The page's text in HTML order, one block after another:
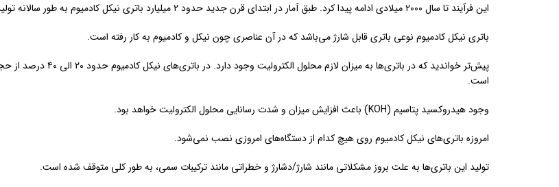
این فرآیند تا سال ۲۰۰۰ میلادی ادامه پیدا کرد. طبق آمار در ابتدای قرن جدید حدود ۲ میلیارد باتری نیکل کادمیوم به طور سالانه تولید و عرضه می‌شد.
باتری نیکل کادمیوم نوعی باتری قابل شارژ می‌باشد که در آن عناصری چون نیکل و کادمیوم به کار رفته است.
پیش‌تر خواندید که در
است.
وجود هیدروکسید پتاسیم (KOH) باعث افزایش میزان و شدت رسانایی محلول الکترولیت خواهد بود.
امروزه باتری‌های نیکل کادمیوم روی هیچ کدام از دستگاه‌های امروزی نصب نمی‌شود.
تولید این باتری‌ها به علت بروز مشکلاتی مانند شارژ/دشارژ و خطراتی مانند ترکیبات سمی، به طور کلی متوقف شده است.